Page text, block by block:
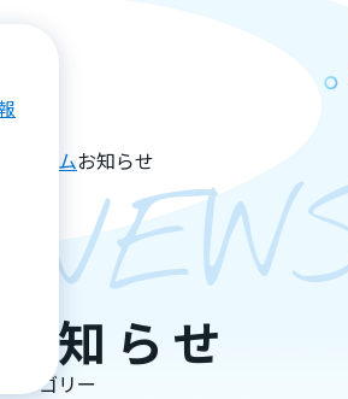
ホームお知らせ
お知らせ
カテゴリー